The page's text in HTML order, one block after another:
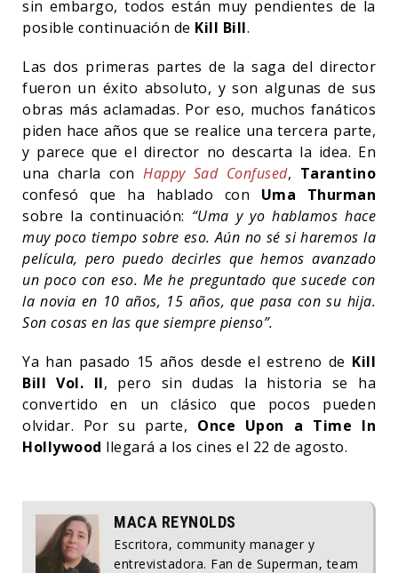
sin embargo, todos están muy pendientes de la
posible continuación de Kill Bill.
Las dos primeras partes de la saga del director
fueron un éxito absoluto, y son algunas de sus
obras más aclamadas. Por eso, muchos fanáticos
piden hace años que se realice una tercera parte,
y parece que el director no descarta la idea. En
una charla con Happy Sad Confused, Tarantino
confesó que ha hablado con Uma Thurman
sobre la continuación: “Uma y yo hablamos hace
muy poco tiempo sobre eso. Aún no sé si haremos la
película, pero puedo decirles que hemos avanzado
un poco con eso. Me he preguntado que sucede con
la novia en 10 años, 15 años, que pasa con su hija.
Son cosas en las que siempre pienso”.
Ya han pasado 15 años desde el estreno de Kill
Bill Vol. II, pero sin dudas la historia se ha
convertido en un clásico que pocos pueden
olvidar. Por su parte, Once Upon a Time In
Hollywood llegará a los cines el 22 de agosto.
MACA REYNOLDS
Escritora, community manager y
entrevistadora. Fan de Superman, team